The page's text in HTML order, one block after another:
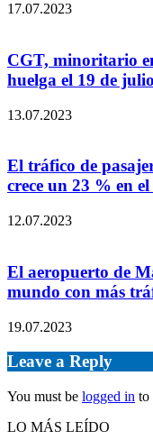
17.07.2023
CGT, minoritario
huelga el 19 de
13.07.2023
El tráfico de
crece un 23 % en
12.07.2023
El aeropuerto de
mundo con más
19.07.2023
Leave a Reply
You must be logged in to
LO MÁS LEÍDO